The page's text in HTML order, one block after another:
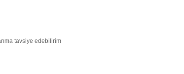
tavsiye edebilirim